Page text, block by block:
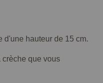
d'une hauteur de 15 cm.
que vous